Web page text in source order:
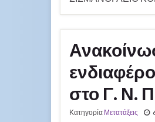
στο Γ. Ν.
Κατηγορία Μετατάξεις